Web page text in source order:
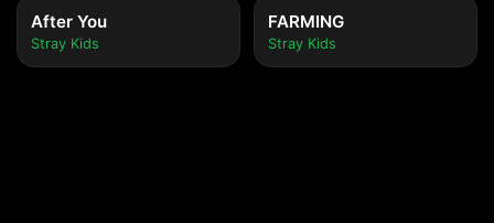
After You
Stray Kids
FARMING
Stray Kids